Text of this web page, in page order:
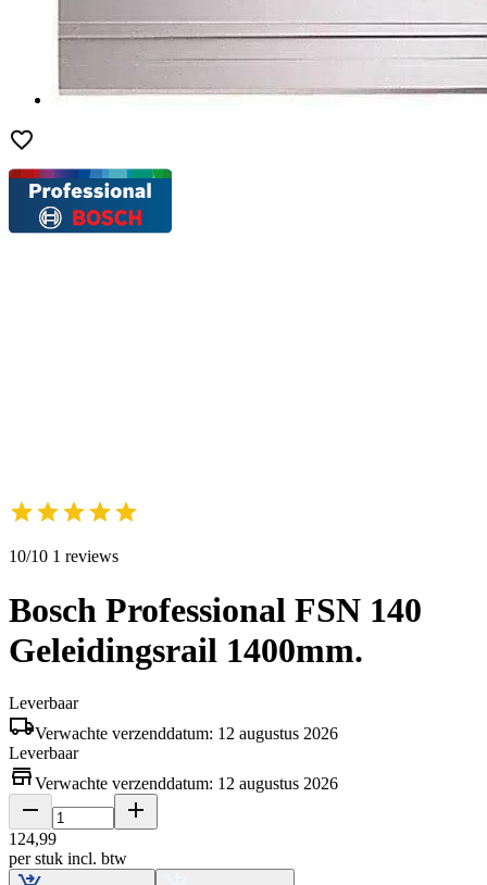
10/10 1 reviews
Bosch Professional FSN 140
Geleidingsrail 1400mm.
Leverbaar
Verwachte verzenddatum: 12 augustus 2026
Leverbaar
Verwachte verzenddatum: 12 augustus 2026
124,99
per stuk incl. btw